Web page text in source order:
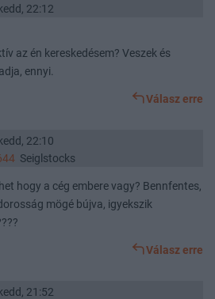
kedd, 22:12
az én kereskedésem? Veszek és
ennyi.
Válasz erre
kedd, 22:10
Seiglstocks
hogy a cég embere vagy? Bennfentes,
mögé bújva, igyekszik
Válasz erre
kedd, 21:52